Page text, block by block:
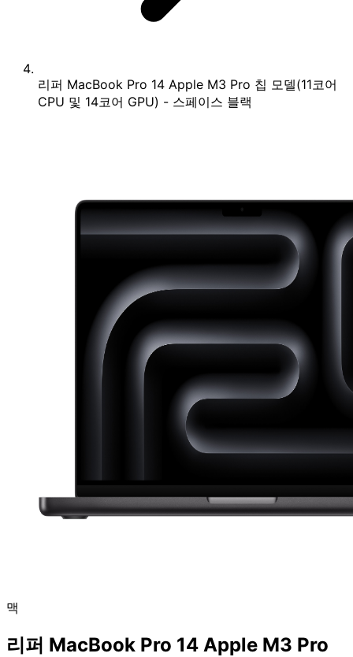
리퍼 MacBook Pro 14 Apple M3 Pro 칩 모델(11코어
CPU 및 14코어 GPU) - 스페이스 블랙
맥
리퍼 MacBook Pro 14 Apple M3 Pro